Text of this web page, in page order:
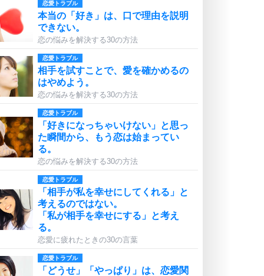
恋愛トラブル
本当の「好き」は、口で理由を説明
できない。
恋の悩みを解決する30の方法
恋愛トラブル
相手を試すことで、愛を確かめるの
はやめよう。
恋の悩みを解決する30の方法
恋愛トラブル
「好きになっちゃいけない」と思っ
た瞬間から、もう恋は始まってい
る。
恋の悩みを解決する30の方法
恋愛トラブル
「相手が私を幸せにしてくれる」と
考えるのではない。
「私が相手を幸せにする」と考え
る。
恋愛に疲れたときの30の言葉
恋愛トラブル
「どうせ」「やっぱり」は、恋愛関